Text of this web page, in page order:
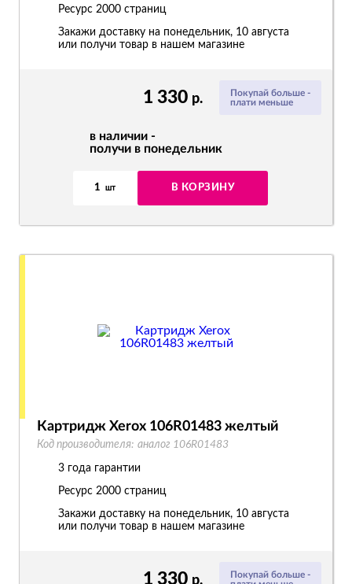
Покупай больше -
плати меньше
1 330 р.
в наличии -
получи в понедельник
1 шт В КОРЗИНУ
Ресурс 2000 страниц
Закажи доставку на понедельник, 10 августа
или получи товар в нашем магазине
Покупай больше -
1 330 р.
Картридж Xerox 106R01483 желтый
Код производителя: аналог 106R01483
3 года гарантии
Ресурс 2000 страниц
Закажи доставку на понедельник, 10 августа
или получи товар в нашем магазине